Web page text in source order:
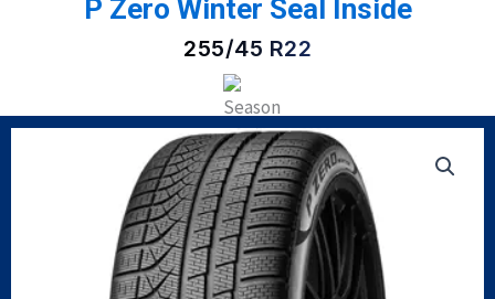
P Zero Winter Seal Inside
255/45 R22